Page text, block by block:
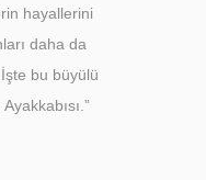
hayallerini
daha da
bu büyülü